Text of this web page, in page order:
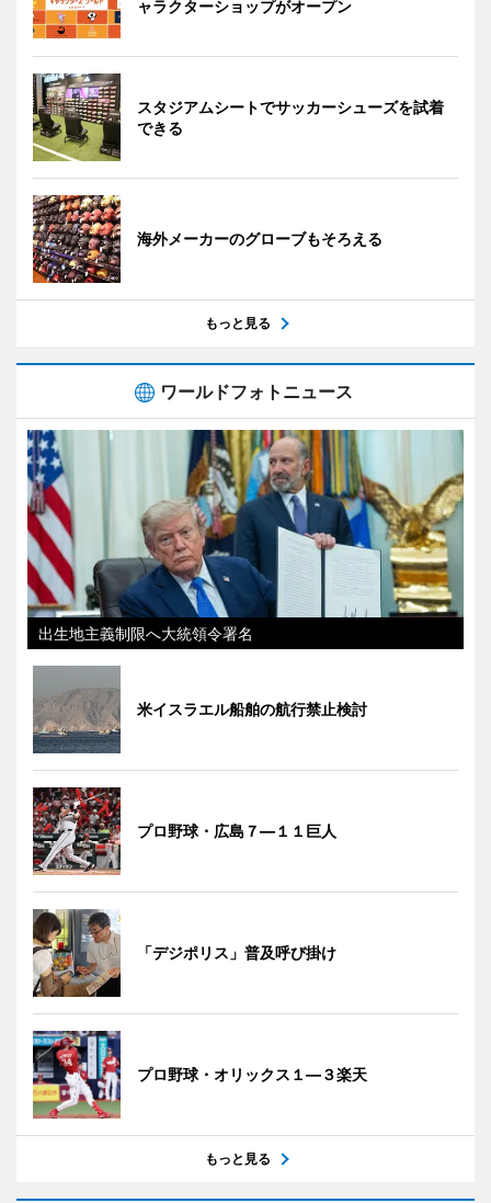
ャラクターショップがオープン
スタジアムシートでサッカーシューズを試着
できる
海外メーカーのグローブもそろえる
もっと見る
ワールドフォトニュース
出生地主義制限へ大統領令署名
米イスラエル船舶の航行禁止検討
プロ野球・広島７―１１巨人
「デジポリス」普及呼び掛け
プロ野球・オリックス１―３楽天
もっと見る